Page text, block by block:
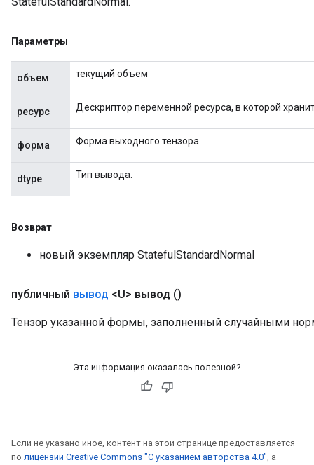
Параметры
объем текущий объем
ресурс Дескриптор переменной ресурса, в которой
форма Форма выходного тензора.
dtype Тип вывода.
Возврат
новый экземпляр StatefulStandardNormal
публичный вывод <U> вывод ()
Тензор указанной формы, заполненный случайными
Эта информация оказалась полезной?
Если не указано иное, контент на этой странице предоставляется
по лицензии Creative Commons "С указанием авторства 4.0", а